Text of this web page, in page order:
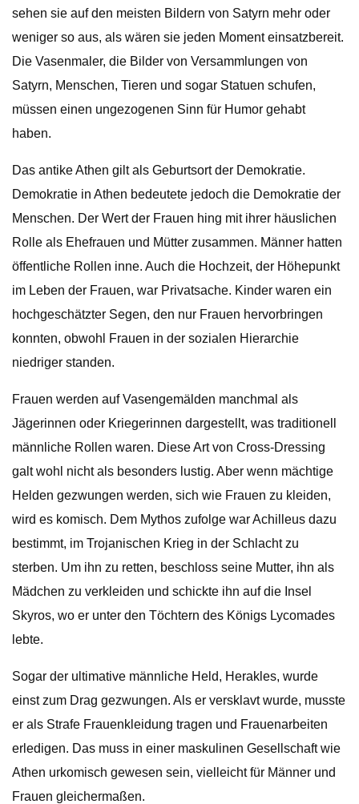
sehen sie auf den meisten Bildern von Satyrn mehr oder
weniger so aus, als wären sie jeden Moment einsatzbereit.
Die Vasenmaler, die Bilder von Versammlungen von
Satyrn, Menschen, Tieren und sogar Statuen schufen,
müssen einen ungezogenen Sinn für Humor gehabt
haben.
Das antike Athen gilt als Geburtsort der Demokratie.
Demokratie in Athen bedeutete jedoch die Demokratie der
Menschen. Der Wert der Frauen hing mit ihrer häuslichen
Rolle als Ehefrauen und Mütter zusammen. Männer hatten
öffentliche Rollen inne. Auch die Hochzeit, der Höhepunkt
im Leben der Frauen, war Privatsache. Kinder waren ein
hochgeschätzter Segen, den nur Frauen hervorbringen
konnten, obwohl Frauen in der sozialen Hierarchie
niedriger standen.
Frauen werden auf Vasengemälden manchmal als
Jägerinnen oder Kriegerinnen dargestellt, was traditionell
männliche Rollen waren. Diese Art von Cross-Dressing
galt wohl nicht als besonders lustig. Aber wenn mächtige
Helden gezwungen werden, sich wie Frauen zu kleiden,
wird es komisch. Dem Mythos zufolge war Achilleus dazu
bestimmt, im Trojanischen Krieg in der Schlacht zu
sterben. Um ihn zu retten, beschloss seine Mutter, ihn als
Mädchen zu verkleiden und schickte ihn auf die Insel
Skyros, wo er unter den Töchtern des Königs Lycomades
lebte.
Sogar der ultimative männliche Held, Herakles, wurde
einst zum Drag gezwungen. Als er versklavt wurde, musste
er als Strafe Frauenkleidung tragen und Frauenarbeiten
erledigen. Das muss in einer maskulinen Gesellschaft wie
Athen urkomisch gewesen sein, vielleicht für Männer und
Frauen gleichermaßen.